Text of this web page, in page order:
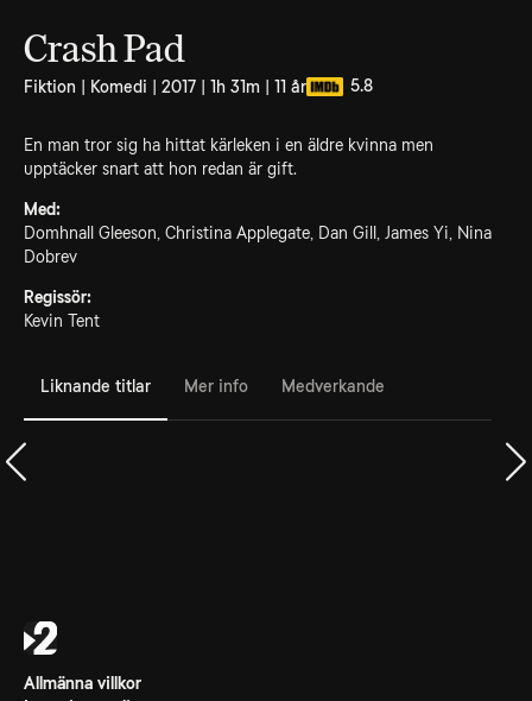
Crash Pad
Fiktion | Komedi | 2017 | 1h 31m | 11 år 5.8
En man tror sig ha hittat kärleken i en äldre kvinna men
upptäcker snart att hon redan är gift.
Med:
Domhnall Gleeson, Christina Applegate, Dan Gill, James Yi, Nina
Dobrev
Regissör:
Kevin Tent
Liknande titlar Mer info Medverkande
Allmänna villkor